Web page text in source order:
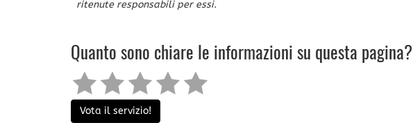
ritenute responsabili per essi.
Quanto sono chiare le informazioni su questa pagina?
Vota il servizio!